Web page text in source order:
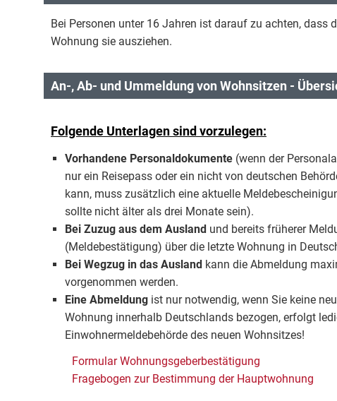
Bei Personen unter 16 Jahren ist darauf zu achten, dass
Wohnung sie ausziehen.
An-, Ab- und Ummeldung von Wohnsitzen -
Folgende Unterlagen sind vorzulegen:
Vorhandene Personaldokumente (wenn der
nur ein Reisepass oder ein nicht von deutschen
kann, muss zusätzlich eine aktuelle
sollte nicht älter als drei Monate sein).
Bei Zuzug aus dem Ausland und bereits früherer
(Meldebestätigung) über die letzte Wohnung in
Bei Wegzug in das Ausland kann die Abmeldung
vorgenommen werden.
Eine Abmeldung ist nur notwendig, wenn Sie keine
Wohnung innerhalb Deutschlands bezogen, erfolgt
Einwohnermeldebehörde des neuen Wohnsitzes!
Formular Wohnungsgeberbestätigung
Fragebogen zur Bestimmung der Hauptwohnung